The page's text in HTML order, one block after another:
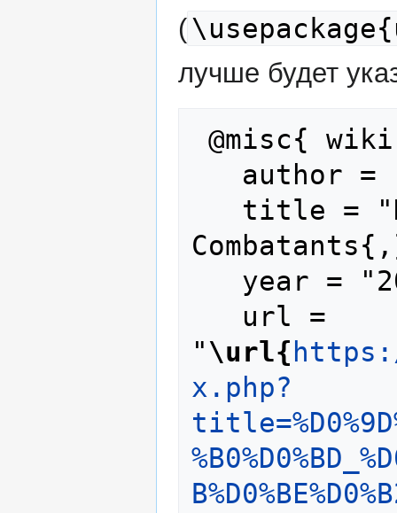
(
лучше будет
"\url{
x.php?